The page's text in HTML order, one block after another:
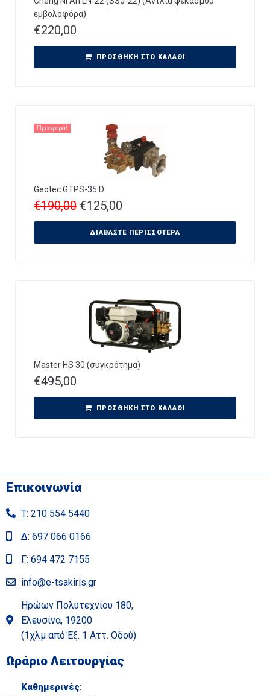
εμβολοφόρα)
€220,00
ΠΡΟΣΘΉΚΗ ΣΤΟ ΚΑΛΆΘΙ
Προσφορά!
Geotec GTPS-35 D
€190,00 €125,00
ΔΙΑΒΆΣΤΕ ΠΕΡΙΣΣΌΤΕΡΑ
Master HS 30 (συγκρότημα)
€495,00
ΠΡΟΣΘΉΚΗ ΣΤΟ ΚΑΛΆΘΙ
Επικοινωνία
Τ: 210 554 5440
Δ: 697 066 0166
Γ: 694 472 7155
info@e-tsakiris.gr
Ηρώων Πολυτεχνίου 180,
Ελευσίνα, 19200
(1χλμ από Έξ. 1 Αττ. Οδού)
Ωράριο Λειτουργίας
Καθημερινές: